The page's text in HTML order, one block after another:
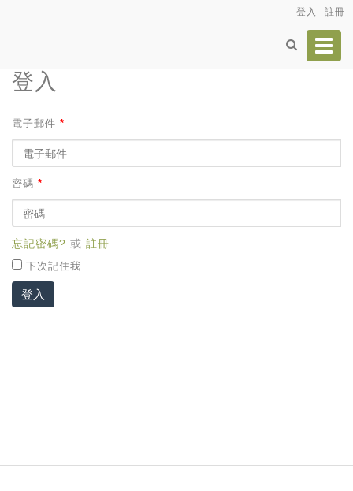
登入 註冊
登入
電子郵件 *
密碼 *
忘記密碼? 或 註冊
下次記住我
登入